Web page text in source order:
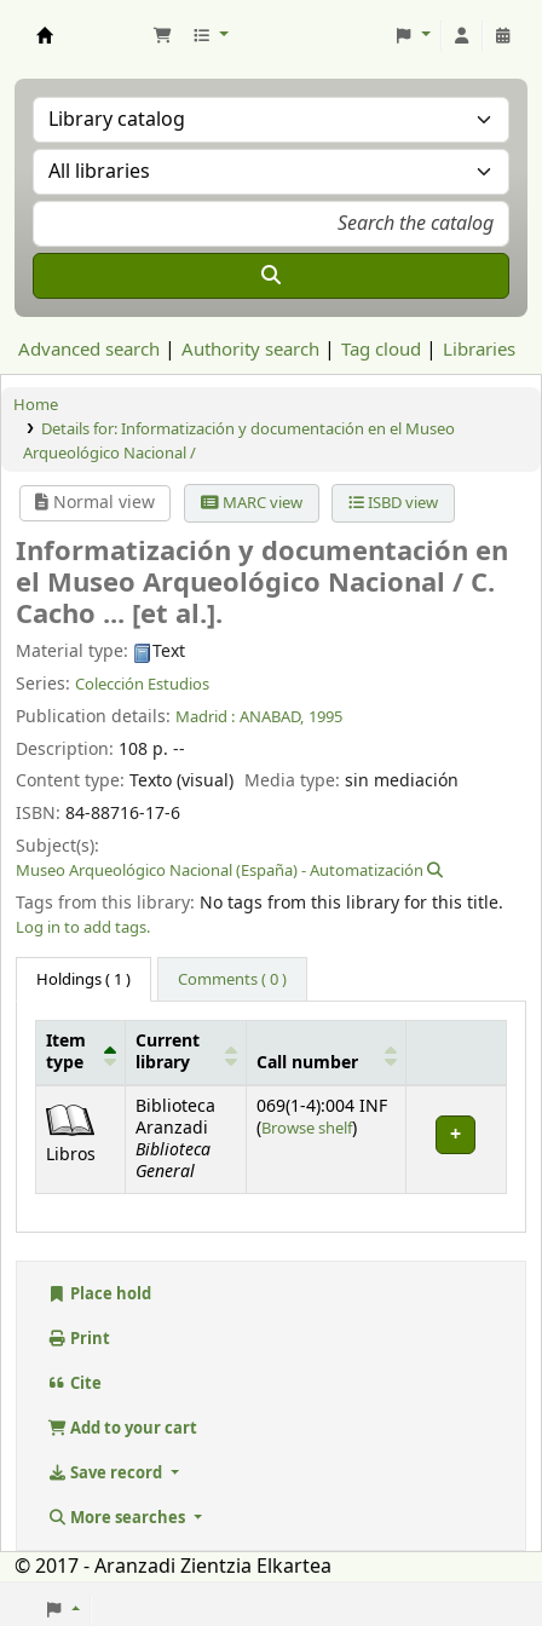
Advanced search Authority search Tag cloud Libraries
Home
Details for:Informatización y documentación en el Museo
Arqueológico Nacional /
Normal view MARC view ISBD view
Informatización y documentación en
el Museo Arqueológico Nacional / C.
Cacho ... [et al.].
Material type:
Text
Series: Colección Estudios
Publication details: Madrid : ANABAD, 1995
Description: 108 p. --
Content type: Texto (visual) Media type:sin mediación
ISBN: 84-88716-17-6
Subject(s):
Museo Arqueológico Nacional (España) - Automatización
Tags from this library: No tags from this library for this title.
Log in to add tags.
Holdings( 1 ) Comments ( 0 )
Item
type
Current
library
Call number
Libros
Biblioteca
Aranzadi
Biblioteca
General
069(1-4):004 INF
(Browse shelf(Opens below)
)
Place hold
Print
Cite
Add to your cart
Save record
More searches
© 2017 - Aranzadi Zientzia Elkartea